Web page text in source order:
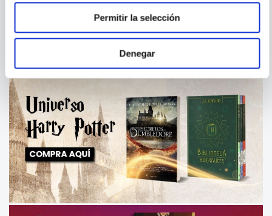
Permitir la selección
Denegar
COMPRAR
INFORMACIÓN DEBE SABER